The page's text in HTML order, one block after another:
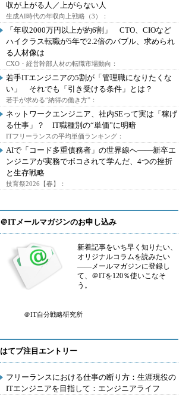
収が上がる人／上がらない人
生成AI時代の年収向上戦略（3）：
「年収2000万円以上が約6割」 CTO、CIOなど
ハイクラス転職が5年で2.2倍のバブル、求められ
る人材像は
CXO・経営幹部人材の転職市場動向：
若手ITエンジニアの5割が「管理職になりたくな
い」 それでも「引き受ける条件」とは？
若手が求める“納得の働き方”：
ネットワークエンジニア、社内SEって実は「稼げ
る仕事」？ IT職種別の“単価”に明暗
ITフリーランスの平均単価ランキング：
AIで「コード多重債務者」の世界線へ――新卒エ
ンジニアが実務でボコされて学んだ、4つの挫折
と生存戦略
技育祭2026【春】：
＠ITメールマガジンのお申し込み
新着記事をいち早く知りたい、
オリジナルコラムを読みたい
――メールマガジンに登録し
て、＠ITを120％使いこなそ
う。
＠IT自分戦略研究所
はてブ注目エントリー
フリーランスにおける仕事の断り方：生涯現役の
ITエンジニアを目指して：エンジニアライフ